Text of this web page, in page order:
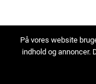
På vores website
indhold og annoncer.